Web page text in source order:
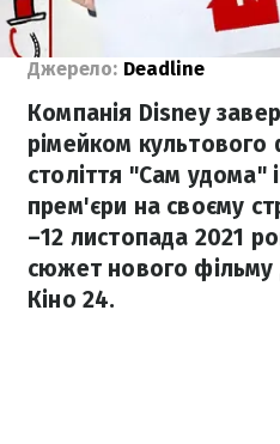
Джерело: Deadline
Компанія Disney
рімейком культового
століття "Сам удома"
прем'єри на своєму
–12 листопада 2021
сюжет нового фільму
Кіно 24.